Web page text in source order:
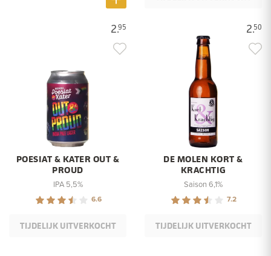
2.95
POESIAT & KATER OUT &
PROUD
IPA 5,5%
6.6
TIJDELIJK UITVERKOCHT
2.50
DE MOLEN KORT &
KRACHTIG
Saison 6,1%
7.2
TIJDELIJK UITVERKOCHT